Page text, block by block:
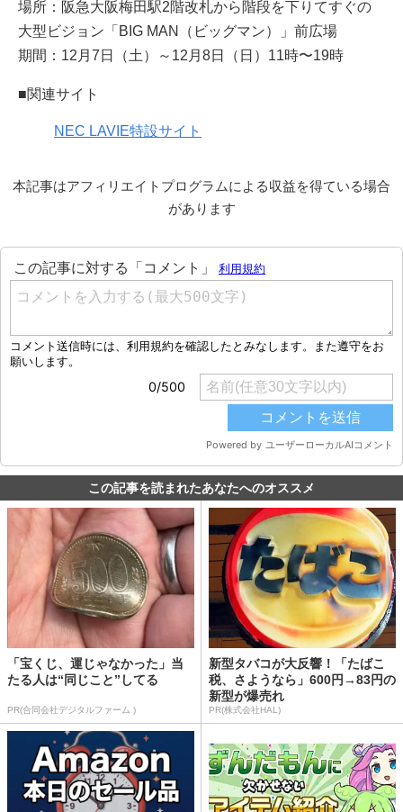
場所：阪急大阪梅田駅2階改札から階段を下りてすぐの
大型ビジョン「BIG MAN（ビッグマン）」前広場
期間：12月7日（土）～12月8日（日）11時〜19時
■関連サイト
NEC LAVIE特設サイト
本記事はアフィリエイトプログラムによる収益を得ている場合
があります
この記事を読まれたあなたへのオススメ
「宝くじ、運じゃなかった」当
たる人は“同じこと”してる
PR(合同会社デジタルファーム )
新型タバコが大反響！「たばこ
税、さようなら」600円→83円の
新型が爆売れ
PR(株式会社HAL)